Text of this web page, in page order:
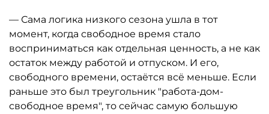
— Сама логика низкого сезона ушла в тот
момент, когда свободное время стало
восприниматься как отдельная ценность, а не как
остаток между работой и отпуском. И его,
свободного времени, остаётся всё меньше. Если
раньше это был треугольник "работа-дом-
свободное время", то сейчас самую большую